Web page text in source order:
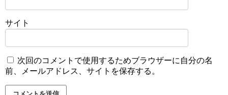
サイト
次回のコメントで使用するためブラウザーに自分の名
前、メールアドレス、サイトを保存する。